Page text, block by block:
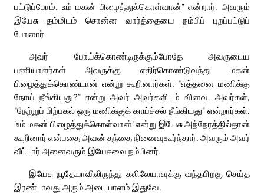
பட்டுப்போம். உம் மகன் பிழைத்துக்கொள்வான்” என்றார். அவரும்
இயேசு தம்மிடம் சொன்ன வார்த்தையை நம்பிப் புறப்பட்டுப்
போனார்.
அவர் போய்க்கொண்டிருக்கும்போதே அவருடைய
பணியாளர்கள் அவருக்கு எதிர்கொண்டுவந்து மகன்
பிழைத்துக்கொண்டான் என்று கூறினார்கள். “எத்தனை மணிக்கு
நோய் நீங்கியது?” என்று அவர் அவர்களிடம் வினவ, அவர்கள்,
“நேற்றுப் பிற்பகல் ஒரு மணிக்குக் காய்ச்சல் நீங்கியது” என்றார்கள்.
‘உம் மகன் பிழைத்துக்கொள்வான்’ என்று இயேசு அந்நேரத்தில்தான்
கூறினார் என்பதை அவன் தந்தை நினைவுகூர்ந்தார். அவரும் அவர்
வீட்டார் அனைவரும் இயேசுவை நம்பினர்.
இயேசு யூதேயாவிலிருந்து கலிலேயாவுக்கு வந்தபிறகு செய்த
இரண்டாவது அரும் அடையாளம் இதுவே.